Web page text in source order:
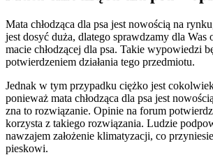
Mata chłodząca dla psa jest nowością na
jest dosyć duża, dlatego sprawdzamy dla Was
macie chłodzącej dla psa. Takie wypowiedzi
potwierdzeniem działania tego przedmiotu.
Jednak w tym przypadku ciężko jest
ponieważ mata chłodząca dla psa jest
zna to rozwiązanie. Opinie na forum
korzysta z takiego rozwiązania. Ludzie
nawzajem założenie klimatyzacji, co
pieskowi.